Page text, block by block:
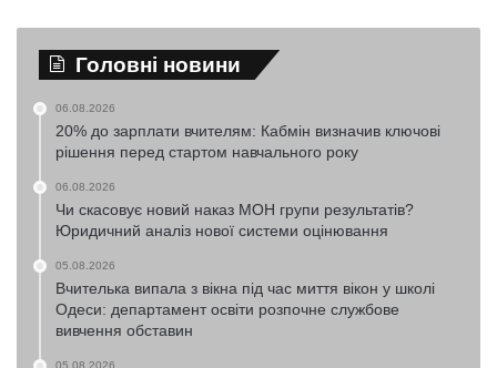
Головні новини
06.08.2026
20% до зарплати вчителям: Кабмін визначив ключові
рішення перед стартом навчального року
06.08.2026
Чи скасовує новий наказ МОН групи результатів?
Юридичний аналіз нової системи оцінювання
05.08.2026
Вчителька випала з вікна під час миття вікон у школі
Одеси: департамент освіти розпочне службове
вивчення обставин
05.08.2026